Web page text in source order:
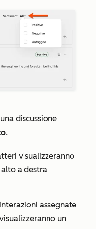
discussione
.
visualizzeranno
a destra
assegnate
un